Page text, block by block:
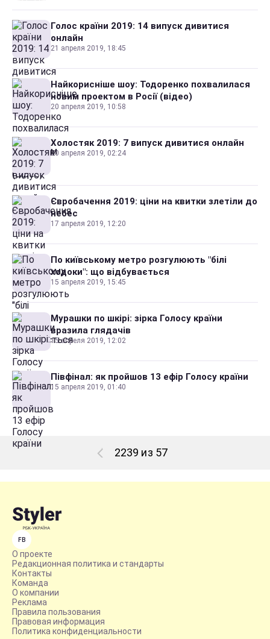
Голос країни 2019: 14 випуск дивитися
онлайн
21 апреля 2019, 18:45
Найкорисніше шоу: Тодоренко похвалилася
новим проектом в Росії (відео)
20 апреля 2019, 10:58
Холостяк 2019: 7 випуск дивитися онлайн
20 апреля 2019, 02:24
Євробачення 2019: ціни на квитки злетіли до
небес
17 апреля 2019, 12:20
По київському метро розгулюють "білі
ходоки": що відбувається
15 апреля 2019, 15:45
Мурашки по шкірі: зірка Голосу країни
вразила глядачів
15 апреля 2019, 12:02
Півфінал: як пройшов 13 ефір Голосу країни
15 апреля 2019, 01:40
2239 из 57
FB
О проекте
Редакционная политика и стандарты
Контакты
Команда
О компании
Реклама
Правила пользования
Правовая информация
Политика конфиденциальности